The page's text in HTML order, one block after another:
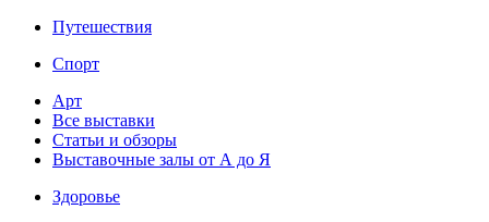
Путешествия
Спорт
Арт
Все выставки
Статьи и обзоры
Выставочные залы от А до Я
Здоровье